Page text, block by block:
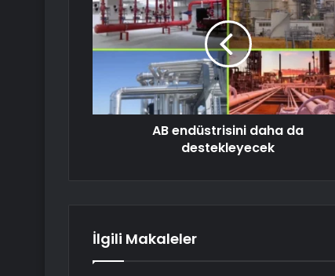
AB endüstrisini daha da
destekleyecek
İlgili Makaleler